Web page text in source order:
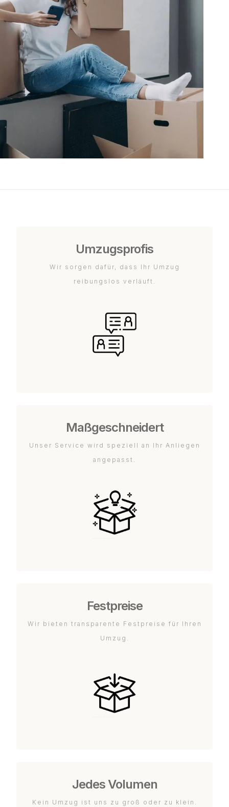
Umzugsprofis
Wir sorgen dafür, dass Ihr Umzug
reibungslos verläuft.
Maßgeschneidert
Unser Service wird speziell an Ihr Anliegen
angepasst.
Festpreise
Wir bieten transparente Festpreise für Ihren
Umzug.
Jedes Volumen
Kein Umzug ist uns zu groß oder zu klein.